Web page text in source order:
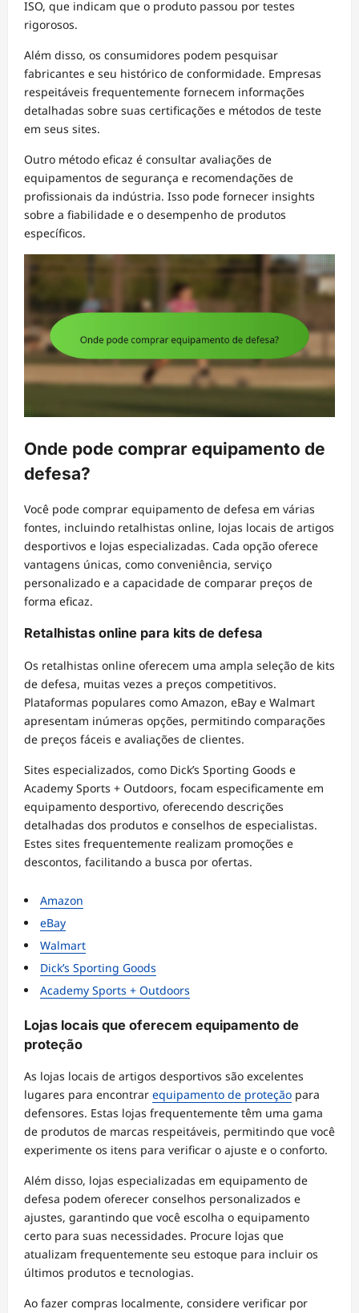
ISO, que indicam que o produto passou por testes
rigorosos.
Além disso, os consumidores podem pesquisar
fabricantes e seu histórico de conformidade. Empresas
respeitáveis frequentemente fornecem informações
detalhadas sobre suas certificações e métodos de teste
em seus sites.
Outro método eficaz é consultar avaliações de
equipamentos de segurança e recomendações de
profissionais da indústria. Isso pode fornecer insights
sobre a fiabilidade e o desempenho de produtos
específicos.
Onde pode comprar equipamento de
defesa?
Você pode comprar equipamento de defesa em várias
fontes, incluindo retalhistas online, lojas locais de artigos
desportivos e lojas especializadas. Cada opção oferece
vantagens únicas, como conveniência, serviço
personalizado e a capacidade de comparar preços de
forma eficaz.
Retalhistas online para kits de defesa
Os retalhistas online oferecem uma ampla seleção de kits
de defesa, muitas vezes a preços competitivos.
Plataformas populares como Amazon, eBay e Walmart
apresentam inúmeras opções, permitindo comparações
de preços fáceis e avaliações de clientes.
Sites especializados, como Dick’s Sporting Goods e
Academy Sports + Outdoors, focam especificamente em
equipamento desportivo, oferecendo descrições
detalhadas dos produtos e conselhos de especialistas.
Estes sites frequentemente realizam promoções e
descontos, facilitando a busca por ofertas.
Amazon
eBay
Walmart
Dick’s Sporting Goods
Academy Sports + Outdoors
Lojas locais que oferecem equipamento de
proteção
As lojas locais de artigos desportivos são excelentes
lugares para encontrar equipamento de proteção para
defensores. Estas lojas frequentemente têm uma gama
de produtos de marcas respeitáveis, permitindo que você
experimente os itens para verificar o ajuste e o conforto.
Além disso, lojas especializadas em equipamento de
defesa podem oferecer conselhos personalizados e
ajustes, garantindo que você escolha o equipamento
certo para suas necessidades. Procure lojas que
atualizam frequentemente seu estoque para incluir os
últimos produtos e tecnologias.
Ao fazer compras localmente, considere verificar por